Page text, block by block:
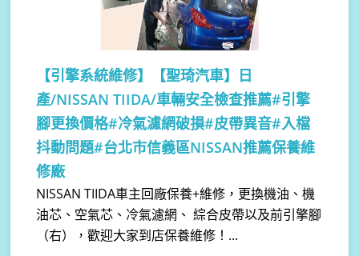
【引擎系統維修】
【聖琦汽車】日
產/NISSAN TIIDA/車輛安全檢查推薦#引擎
腳更換價格#冷氣濾網破損#皮帶異音#入檔
抖動問題#台北市信義區NISSAN推薦保養維
修廠
NISSAN TIIDA車主回廠保養+維修，更換機油、機
油芯、空氣芯、冷氣濾網、 綜合皮帶以及前引擎腳
（右），歡迎大家到店保養維修！...